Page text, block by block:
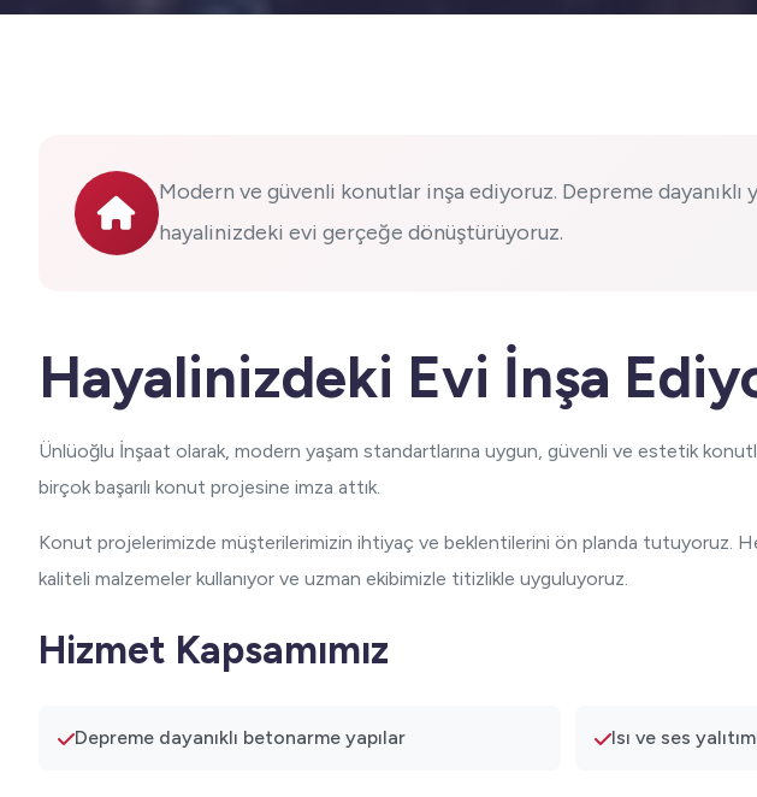
Modern ve güvenli konutlar inşa ediyoruz. Depreme dayanıklı
hayalinizdeki evi gerçeğe dönüştürüyoruz.
Hayalinizdeki Evi İnşa
Ünlüoğlu İnşaat olarak, modern yaşam standartlarına uygun, güvenli ve estetik
birçok başarılı konut projesine imza attık.
Konut projelerimizde müşterilerimizin ihtiyaç ve beklentilerini ön planda tutuyoruz.
kaliteli malzemeler kullanıyor ve uzman ekibimizle titizlikle uyguluyoruz.
Hizmet Kapsamımız
Depreme dayanıklı betonarme yapılar Isı ve ses